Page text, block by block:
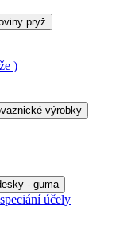
pryž
)
výrobky
- guma
účely